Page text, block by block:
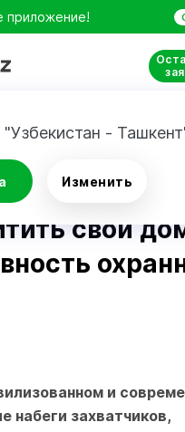
приложение!
-
Изменить
свой
и
набеги захватчиков,